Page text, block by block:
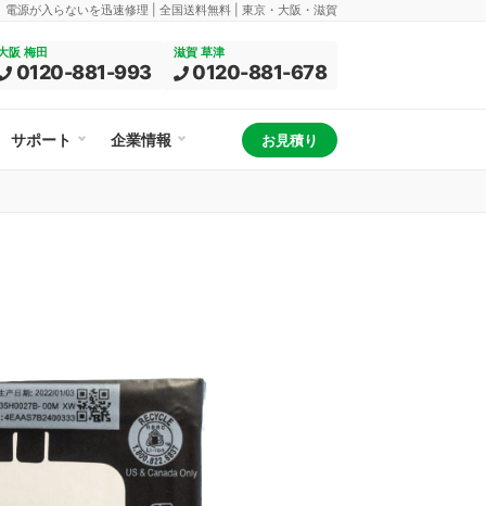
源が入らないを迅速修理 | 全国送料無料 | 東京・大阪・滋賀
阪 梅田
0120-881-993
滋賀 草津
0120-881-678
サポート 企業情報 お見積り